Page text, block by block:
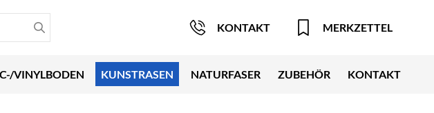
KONTAKT MERKZETTEL
VINYLBODEN KUNSTRASEN NATURFASER ZUBEHÖR KONTAKT